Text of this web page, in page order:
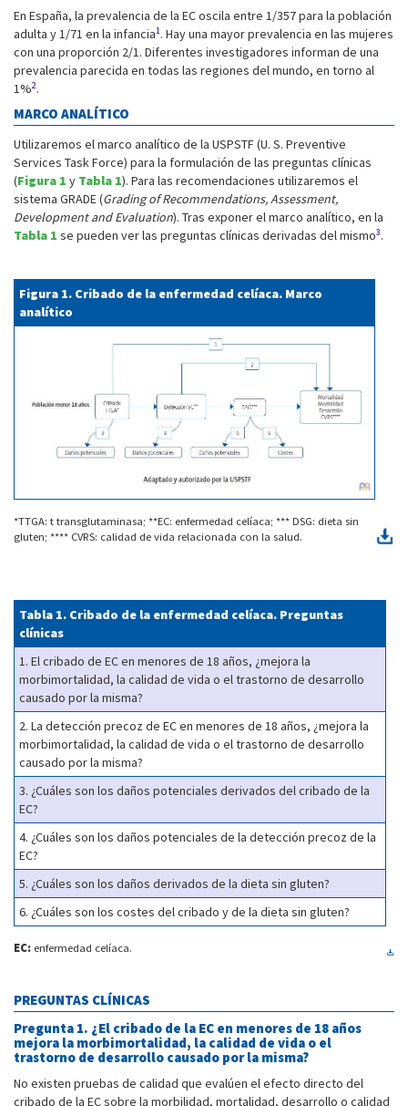
En España, la prevalencia de la EC oscila entre 1/357 para la población
adulta y 1/71 en la infancia1. Hay una mayor prevalencia en las mujeres
con una proporción 2/1. Diferentes investigadores informan de una
prevalencia parecida en todas las regiones del mundo, en torno al
1%2.
MARCO ANALÍTICO
Utilizaremos el marco analítico de la USPSTF (U. S. Preventive
Services Task Force) para la formulación de las preguntas clínicas
(Figura 1 y Tabla 1). Para las recomendaciones utilizaremos el
sistema GRADE (Grading of Recommendations, Assessment,
Development and Evaluation). Tras exponer el marco analítico, en la
Tabla 1 se pueden ver las preguntas clínicas derivadas del mismo3.
*TTGA: t transglutaminasa; **EC: enfermedad celíaca; *** DSG: dieta sin
gluten; **** CVRS: calidad de vida relacionada con la salud.
Figura 1. Cribado de la enfermedad celíaca. Marco
analítico
EC: enfermedad celíaca.
Tabla 1. Cribado de la enfermedad celíaca. Preguntas
clínicas
1. El cribado de EC en menores de 18 años, ¿mejora la
morbimortalidad, la calidad de vida o el trastorno de desarrollo
causado por la misma?
2. La detección precoz de EC en menores de 18 años, ¿mejora la
morbimortalidad, la calidad de vida o el trastorno de desarrollo
causado por la misma?
3. ¿Cuáles son los daños potenciales derivados del cribado de la
EC?
4. ¿Cuáles son los daños potenciales de la detección precoz de la
EC?
5. ¿Cuáles son los daños derivados de la dieta sin gluten?
6. ¿Cuáles son los costes del cribado y de la dieta sin gluten?
PREGUNTAS CLÍNICAS
Pregunta 1. ¿El cribado de la EC en menores de 18 años
mejora la morbimortalidad, la calidad de vida o el
trastorno de desarrollo causado por la misma?
No existen pruebas de calidad que evalúen el efecto directo del
cribado de la EC sobre la morbilidad, mortalidad, desarrollo o calidad